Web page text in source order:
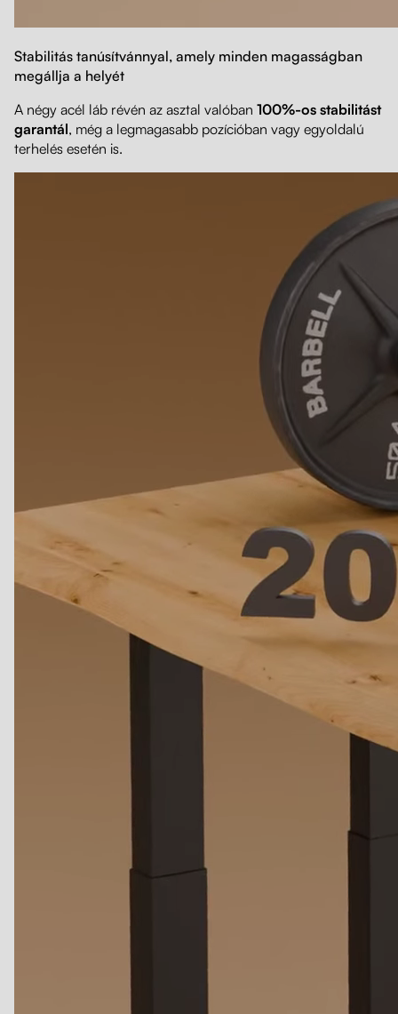
Stabilitás tanúsítvánnyal, amely minden magasságban
megállja a helyét
A négy acél láb révén az asztal valóban 100%-os stabilitást
garantál, még a legmagasabb pozícióban vagy egyoldalú
terhelés esetén is.